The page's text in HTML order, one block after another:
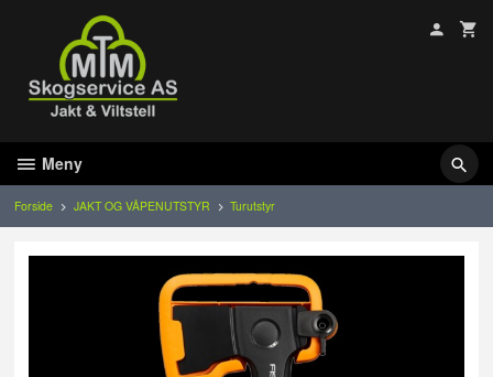
innholdet
Meny
Forside JAKT OG VÅPENUTSTYR Turutstyr